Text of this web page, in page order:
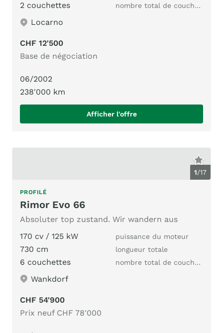
2 couchettes nombre total de couchages
Locarno
CHF 12'500
Base de négociation
06/2002
238'000 km
Afficher l'offre
1/17
PROFILÉ
Rimor Evo 66
Absoluter top zustand. Wir wandern aus
170 cv / 125 kW
puissance du moteur
730 cm longueur totale
6 couchettes nombre total de couchages
Wankdorf
CHF 54'900
Prix neuf CHF 78'000